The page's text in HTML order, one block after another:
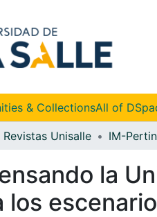
& CollectionsAll of
Revistas Unisalle IM-
la
los